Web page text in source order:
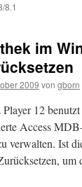
8.1
im
2009 von gborn
12
Access
verwalten. Ist
um